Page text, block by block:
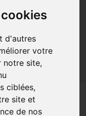
d'autres
votre
notre site,
ciblées,
site et
de nos
et les